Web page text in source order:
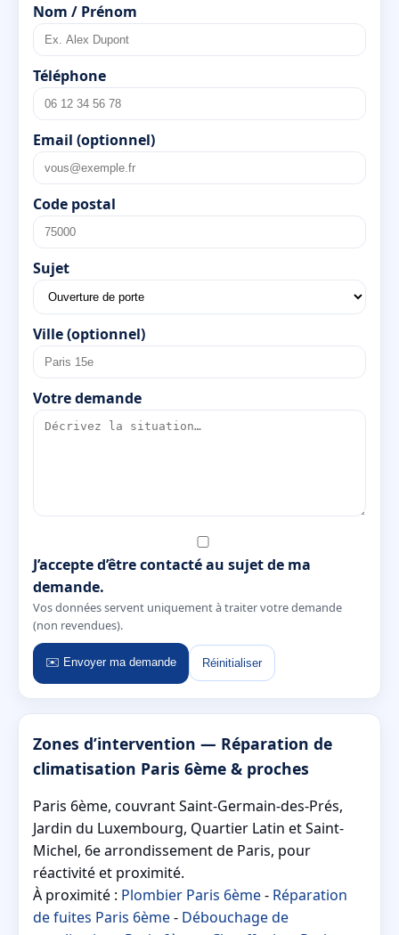
Nom / Prénom
Téléphone
Email (optionnel)
Code postal
Sujet
Ville (optionnel)
Votre demande
J’accepte d’être contacté au sujet de ma
demande.
Vos données servent uniquement à traiter votre demande
(non revendues).
✉️ Envoyer ma demande Réinitialiser
Zones d’intervention — Réparation de
climatisation Paris 6ème & proches
Paris 6ème, couvrant Saint-Germain-des-Prés,
Jardin du Luxembourg, Quartier Latin et Saint-
Michel, 6e arrondissement de Paris, pour
réactivité et proximité.
À proximité : Plombier Paris 6ème- Réparation
de fuites Paris 6ème- Débouchage de